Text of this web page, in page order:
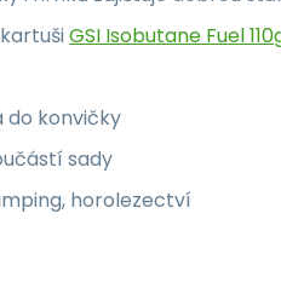
GSI Isobutane Fuel
do konvičky
sady
horolezectví